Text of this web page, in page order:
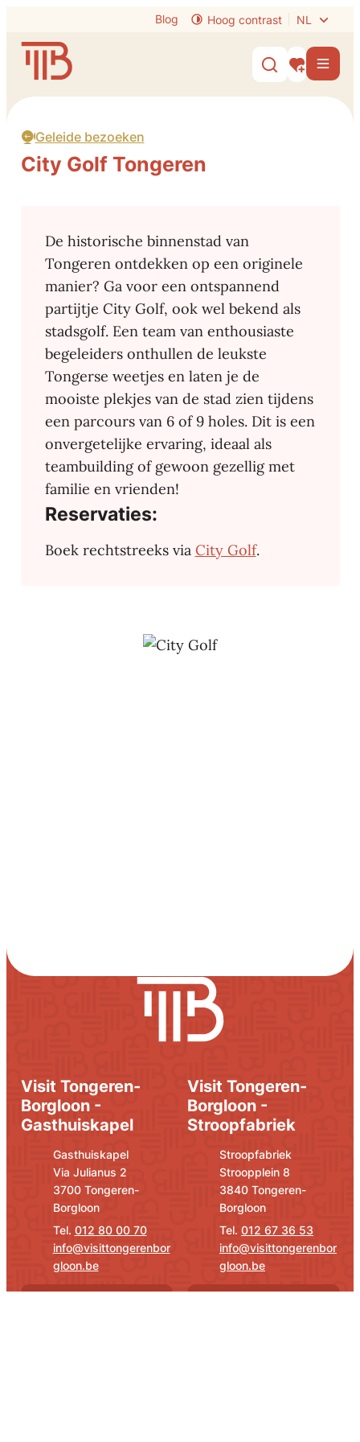
Blog Hoog contrast NL
Visit Tongeren-Borgloon
Zoek tonen
Mijn Menu
Geleide bezoeken
City Golf Tongeren
De historische binnenstad van
Tongeren ontdekken op een originele
manier? Ga voor een ontspannend
partijtje City Golf, ook wel bekend als
stadsgolf. Een team van enthousiaste
begeleiders onthullen de leukste
Tongerse weetjes en laten je de
mooiste plekjes van de stad zien tijdens
een parcours van 6 of 9 holes. Dit is een
onvergetelijke ervaring, ideaal als
teambuilding of gewoon gezellig met
familie en vrienden!
Reservaties:
Boek rechtstreeks via City Golf.
Visit Tongeren-
Borgloon -
Gasthuiskapel
Gasthuiskapel
Via Julianus 2
,3700 Tongeren-
Borgloon
012 80 00 70
E-mail
info@visittongerenbor
gloon.be
Visit Tongeren-
Borgloon -
Stroopfabriek
Stroopfabriek
Stroopplein 8
,3840 Tongeren-
Borgloon
012 67 36 53
E-mail
info@visittongerenbor
gloon.be